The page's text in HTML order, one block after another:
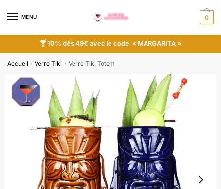
MENU 0
🍸 10% dès 49€ avec le code « MARGARITA »
Accueil / Verre Tiki / Verre Tiki Totem